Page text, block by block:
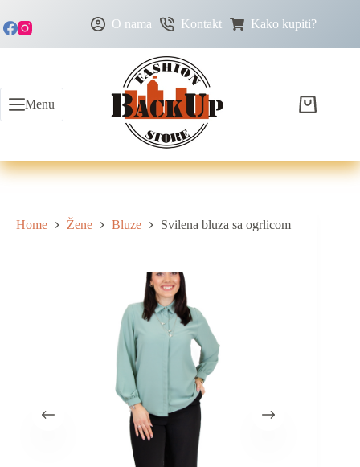
O nama Kontakt Kako kupiti?
Menu
Home Žene Bluze Svilena bluza sa ogrlicom